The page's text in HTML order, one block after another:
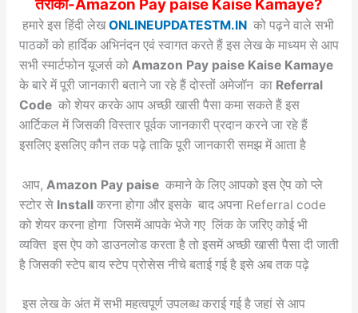
तरीका-Amazon Pay paise Kaise Kamaye?
हमारे इस हिंदी लेखONLINEUPDATESTM.IN को पढ़ने वाले सभी
पाठकों को हार्दिक अभिनंदन एवं स्वागत करते हैं इस लेख के माध्यम से आप
सभी स्मार्टफोन यूजर्स को Amazon Pay paise Kaise Kamaye
के बारे में पूरी जानकारी बताने जा रहे हैं दोस्तों अमेजॉन का Referral
Code को शेयर करके आप अच्छी खासी पैसा कमा सकते हैं इस
आर्टिकल में जिसकी विस्तार पूर्वक जानकारी प्रदान करने जा रहे हैं
इसलिए इसलिए कौन तक पढ़े ताकि पूरी जानकारी समझ में आता है
आप, Amazon Pay paise कमाने के लिए आपको इस ऐप को प्ले
स्टोर से Installकरना होगा और इसके बाद अपना Referral code
को शेयर करना होगा जिसमें आपके भेजे गए लिंक के जरिए कोई भी
व्यक्ति इस ऐप को डाउनलोड करता है तो इसमें अच्छी खासी पैसा दी जाती
है जिसकी स्टेप बाय स्टेप प्रोसेस नीचे बताई गई है इसे अब तक पढ़े
इस लेख के अंत में सभी महत्वपूर्ण उपलब्ध कराई गई है जहां से आप